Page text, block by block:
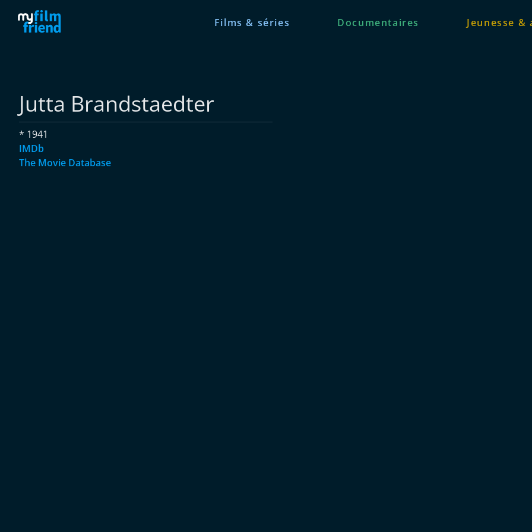
Films & séries Documentaires Jeunesse &
Jutta Brandstaedter
* 1941
IMDb
The Movie Database